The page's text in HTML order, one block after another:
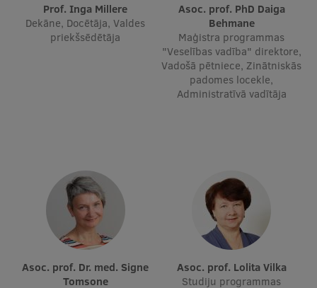
Atvērtā universitāte
Sagatavošanas kursi
Profesionālās pilnveides kursi
ESF kvalifikācijas celšanas kursi
Pētniecība
Zinātniskie institūti un laboratorijas
Prof. Inga Millere
Dekāne, Docētāja, Valdes
priekšsēdētāja
Asoc. prof. PhD Daiga
Behmane
Maģistra programmas
"Veselības vadība" direktore,
Vadošā pētniece, Zinātniskās
padomes locekle,
Administratīvā vadītāja
Asoc. prof. Dr. med. Signe
Tomsone
Asoc. prof. Lolita Vilka
Studiju programmas